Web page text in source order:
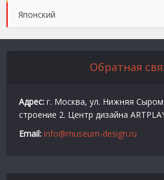
Японский
Обратная
Адрес: г. Москва, ул. Нижняя
строение 2. Центр дизайна
Email: info@museum-design.ru